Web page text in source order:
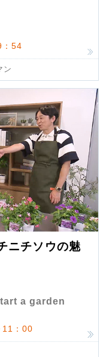
：54
ン
ニチソウの魅
a garden
11：00